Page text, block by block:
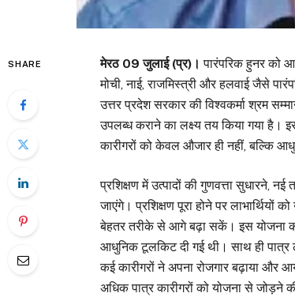
SHARE मेरठ 09 जुलाई (प्र)। पारंपरिक हुनर को
मोची, नाई, राजमिस्त्री और हलवाई जैसे
उत्तर प्रदेश सरकार की विश्वकर्मा श्रम
उपलब्ध कराने का लक्ष्य तय किया गया
कारीगरों को केवल औजार ही नहीं, बल्कि
प्रशिक्षण में उत्पादों की गुणवत्ता सुधारने,
जाएंगे। प्रशिक्षण पूरा होने पर
बेहतर तरीके से आगे बढ़ा सकें। इस योजना
आधुनिक टूलकिट दी गई थी। साथ ही पात्र
कई कारीगरों ने अपना रोजगार बढ़ाया और
अधिक पात्र कारीगरों को योजना से जोड़ने